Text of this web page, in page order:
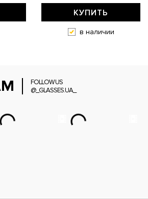
КУПИТЬ
в наличии
FOLLOW US
@_GLASSES.UA_